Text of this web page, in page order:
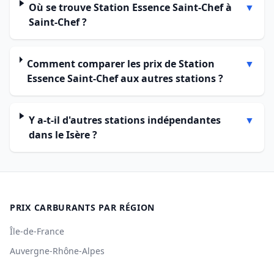
Où se trouve Station Essence Saint-Chef à
Saint-Chef ?
▼
Comment comparer les prix de Station
Essence Saint-Chef aux autres stations ?
▼
Y a-t-il d'autres stations indépendantes
dans le Isère ?
▼
PRIX CARBURANTS PAR RÉGION
Île-de-France
Auvergne-Rhône-Alpes